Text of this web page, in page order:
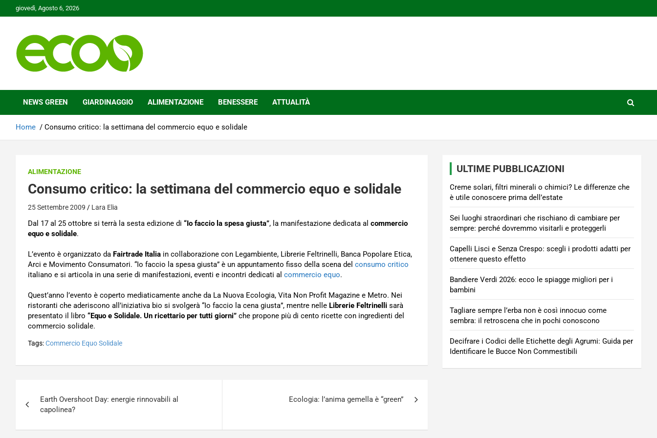
to
giovedì, Agosto 6, 2026
Ecoo.it
NEWS GREEN GIARDINAGGIO ALIMENTAZIONE BENESSERE ATTUALITÀ
Home Consumo critico: la settimana del commercio equo e solidale
ALIMENTAZIONE
Consumo critico: la settimana del commercio equo e solidale
25 Settembre 2009 Lara Elia
Dal 17 al 25 ottobre si terrà la sesta edizione di “Io faccio la spesa giusta”, la manifestazione dedicata al commercio
equo e solidale.
L’evento è organizzato da Fairtrade Italia in collaborazione con Legambiente, Librerie Feltrinelli, Banca Popolare Etica,
Arci e Movimento Consumatori. “Io faccio la spesa giusta” è un appuntamento fisso della scena del consumo critico
italiano e si articola in una serie di manifestazioni, eventi e incontri dedicati al commercio equo.
Quest’anno l’evento è coperto mediaticamente anche da La Nuova Ecologia, Vita Non Profit Magazine e Metro. Nei
ristoranti che aderiscono all’iniziativa bio si svolgerà “Io faccio la cena giusta”, mentre nelle Librerie Feltrinelli sarà
presentato il libro “Equo e Solidale. Un ricettario per tutti giorni” che propone più di cento ricette con ingredienti del
commercio solidale.
Tags:Commercio Equo Solidale
articoli
Earth Overshoot Day: energie rinnovabili al
capolinea?
Ecologia: l’anima gemella è “green”
ULTIME PUBBLICAZIONI
Creme solari, filtri minerali o chimici? Le differenze che
è utile conoscere prima dell’estate
Sei luoghi straordinari che rischiano di cambiare per
sempre: perché dovremmo visitarli e proteggerli
Capelli Lisci e Senza Crespo: scegli i prodotti adatti per
ottenere questo effetto
Bandiere Verdi 2026: ecco le spiagge migliori per i
bambini
Tagliare sempre l’erba non è così innocuo come
sembra: il retroscena che in pochi conoscono
Decifrare i Codici delle Etichette degli Agrumi: Guida per
Identificare le Bucce Non Commestibili